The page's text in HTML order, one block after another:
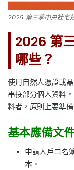
2026 第三季中央社宅
2026 第
哪些？
使用自然人憑證或
串接部分個人資料
料者，原則上要準備
基本應備文
申請人戶口名
本。